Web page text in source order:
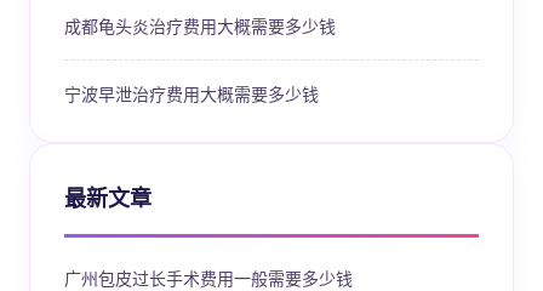
成都龟头炎治疗费用大概需要多少钱
宁波早泄治疗费用大概需要多少钱
最新文章
广州包皮过长手术费用一般需要多少钱